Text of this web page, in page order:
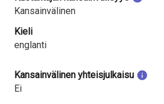
Kansainvälinen
Kieli
englanti
Kansainvälinen yhteisjulkaisu
Ei